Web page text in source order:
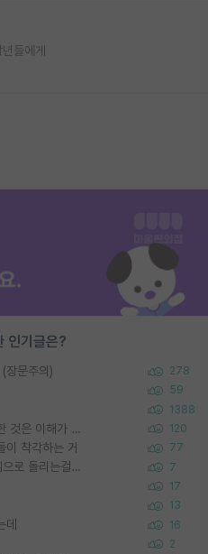
들에게
인기글은?
장문주의) 278
59
1388
대학원생들 교수에게 가스라이팅 당한 것은 이해가 갑니다. 안타깝네요. 120
이 착각하는 거 77
왜 후배가 못하는걸 교수님은 내 책임으로 돌리는걸까요? 7
17
13
16
2